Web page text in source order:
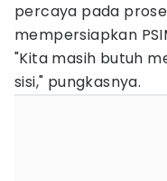
percaya pada
mempersiapkan
"Kita masih butuh
sisi," pungkasnya.